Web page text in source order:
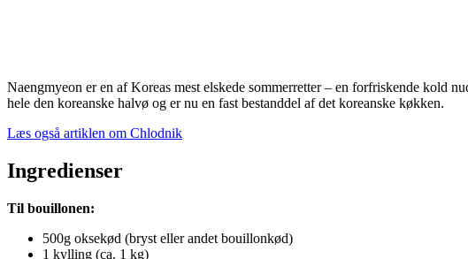
Naengmyeon er en af Koreas mest elskede sommerretter – en forfriskende kold
hele den koreanske halvø og er nu en fast bestanddel af det koreanske køkken.
Læs også artiklen om Chlodnik
Ingredienser
Til bouillonen:
500g oksekød (bryst eller andet bouillonkød)
1 kylling (ca. 1 kg)